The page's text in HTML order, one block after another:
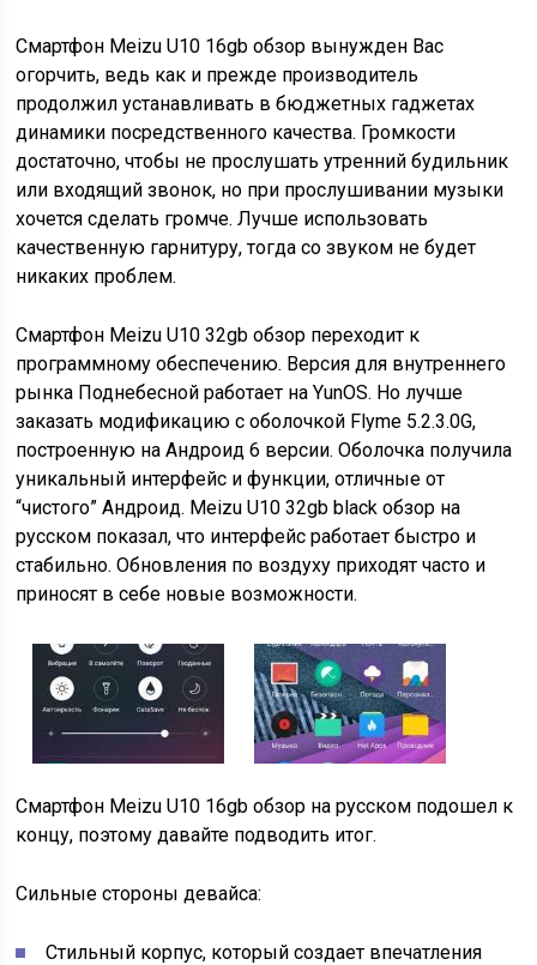
Смартфон Meizu U10 16gb обзор вынужден Вас
огорчить, ведь как и прежде производитель
продолжил устанавливать в бюджетных гаджетах
динамики посредственного качества. Громкости
достаточно, чтобы не прослушать утренний будильник
или входящий звонок, но при прослушивании музыки
хочется сделать громче. Лучше использовать
качественную гарнитуру, тогда со звуком не будет
никаких проблем.
Смартфон Meizu U10 32gb обзор переходит к
программному обеспечению. Версия для внутреннего
рынка Поднебесной работает на YunOS. Но лучше
заказать модификацию с оболочкой Flyme 5.2.3.0G,
построенную на Андроид 6 версии. Оболочка получила
уникальный интерфейс и функции, отличные от
“чистого” Андроид. Meizu U10 32gb black обзор на
русском показал, что интерфейс работает быстро и
стабильно. Обновления по воздуху приходят часто и
приносят в себе новые возможности.
Смартфон Meizu U10 16gb обзор на русском подошел к
концу, поэтому давайте подводить итог.
Сильные стороны девайса:
Стильный корпус, который создает впечатления